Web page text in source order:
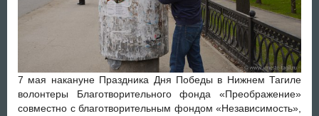
7 мая накануне Праздника Дня Победы в Нижнем Тагиле
волонтеры Благотворительного фонда «Преображение»
совместно с благотворительным фондом «Независимость»,